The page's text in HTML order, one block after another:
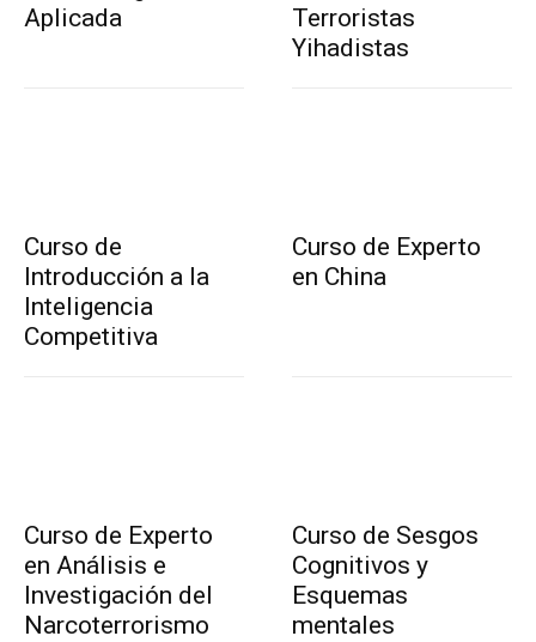
Aplicada
Terroristas
Yihadistas
Curso de
Introducción a la
Inteligencia
Competitiva
Curso de Experto
en China
Curso de Experto
en Análisis e
Investigación del
Narcoterrorismo
Curso de Sesgos
Cognitivos y
Esquemas
mentales